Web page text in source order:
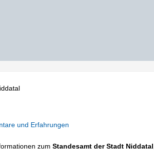
und Erfahrungen
zum Standesamt der Stadt Niddatal